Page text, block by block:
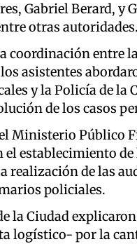
Gabriel Berard, y
otras autoridades.
entre
asistentes
y la Policía de la
de los casos
Ministerio Público
establecimiento
de las
policiales.
la Ciudad
logístico- por la